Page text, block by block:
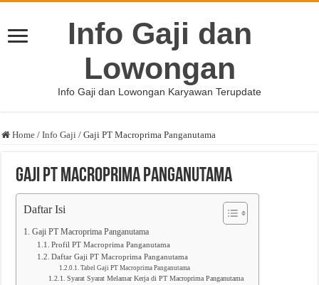
Info Gaji dan
Lowongan
Info Gaji dan Lowongan Karyawan Terupdate
Home / Info Gaji / Gaji PT Macroprima Panganutama
Gaji PT Macroprima Panganutama
Daftar Isi
Gaji PT Macroprima Panganutama
Profil PT Macroprima Panganutama
Daftar Gaji PT Macroprima Panganutama
Tabel Gaji PT Macroprima Panganutama
Syarat Syarat Melamar Kerja di PT Macroprima Panganutama